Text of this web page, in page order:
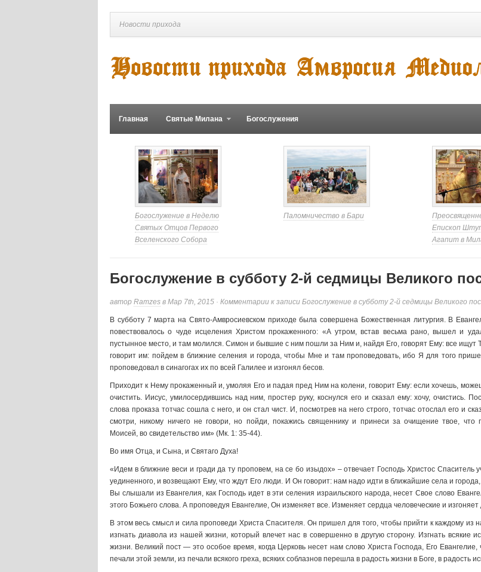
Новости прихода
Главная Святые Милана Богослужения
Богослужение в Неделю
Святых Отцов Первого
Вселенского Собора
Паломничество в Бари
Епископ
Агапит в
Богослужение в субботу 2-й седмицы Великого
автор Ramzes в Мар 7th, 2015 · Комментарии к записи Богослужение в субботу 2-й седмицы Великого
В субботу 7 марта на Свято-Амвросиевском приходе была совершена Божественная литургия. В
повествовалось о чуде исцеления Христом прокаженного: «А утром, встав весьма рано, вышел и
пустынное место, и там молился. Симон и бывшие с ним пошли за Ним и, найдя Его, говорят Ему: все ищут
говорит им: пойдем в ближние селения и города, чтобы Мне и там проповедовать, ибо Я для того
проповедовал в синагогах их по всей Галилее и изгонял бесов.
Приходит к Нему прокаженный и, умоляя Его и падая пред Ним на колени, говорит Ему: если хочешь,
очистить. Иисус, умилосердившись над ним, простер руку, коснулся его и сказал ему: хочу, очистись.
слова проказа тотчас сошла с него, и он стал чист. И, посмотрев на него строго, тотчас отослал его и
смотри, никому ничего не говори, но пойди, покажись священнику и принеси за очищение твое, что
Моисей, во свидетельство им» (Мк. 1: 35-44).
Во имя Отца, и Сына, и Святаго Духа!
«Идем в ближние веси и гради да ту проповем, на се бо изыдох» – отвечает Господь Христос
уединенного, и возвещают Ему, что ждут Его люди. И Он говорит: нам надо идти в ближайшие села и
Вы слышали из Евангелия, как Господь идет в эти селения израильского народа, несет Свое слово
этого Божьего слова. А проповедуя Евангелие, Он изменяет все. Изменяет сердца человеческие и
В этом весь смысл и сила проповеди Христа Спасителя. Он пришел для того, чтобы прийти к каждому из
изгнать диавола из нашей жизни, который влечет нас в совершенно в другую сторону. Изгнать всякие
жизни. Великий пост — это особое время, когда Церковь несет нам слово Христа Господа, Его
печали этой земли, из печали всякого греха, всяких соблазнов перешла в радость жизни в Боге, в радость